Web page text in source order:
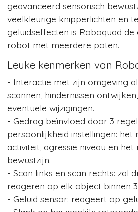
geavanceerd sensorisch
veelkleurige knipperlichten en
geluidseffecten is Roboquad de
robot met meerdere poten.
Leuke kenmerken van
- Interactie met zijn omgeving
scannen, hindernissen
eventuele wijzigingen.
- Gedrag beïnvloed door 3
persoonlijkheid instellingen: het
activiteit, agressie niveau en het
bewustzijn.
- Scan links en scan rechts: zal
reageren op elk object binnen
- Geluid sensor: reageert op